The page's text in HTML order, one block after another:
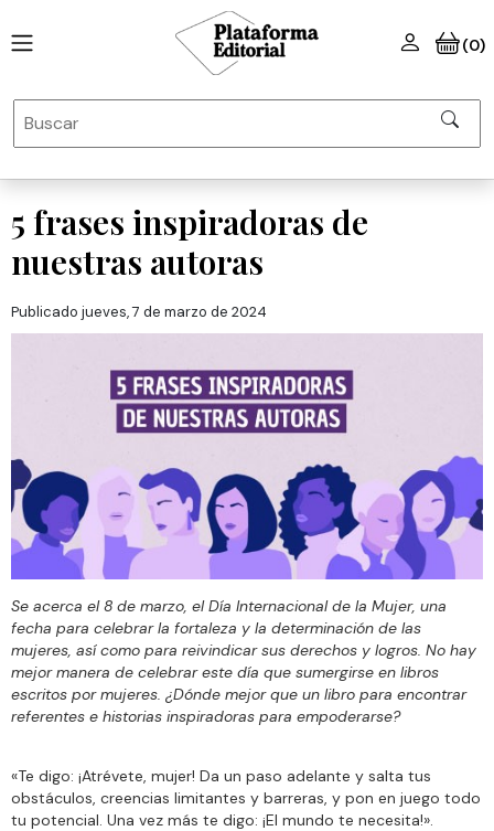
(0)
5 frases inspiradoras de
nuestras autoras
Publicado jueves, 7 de marzo de 2024
Se acerca el 8 de marzo, el Día Internacional de la Mujer, una
fecha para celebrar la fortaleza y la determinación de las
mujeres, así como para reivindicar sus derechos y logros. No hay
mejor manera de celebrar este día que sumergirse en libros
escritos por mujeres. ¿Dónde mejor que un libro para encontrar
referentes e historias inspiradoras para empoderarse?
«Te digo: ¡Atrévete, mujer! Da un paso adelante y salta tus
obstáculos, creencias limitantes y barreras, y pon en juego todo
tu potencial. Una vez más te digo: ¡El mundo te necesita!».